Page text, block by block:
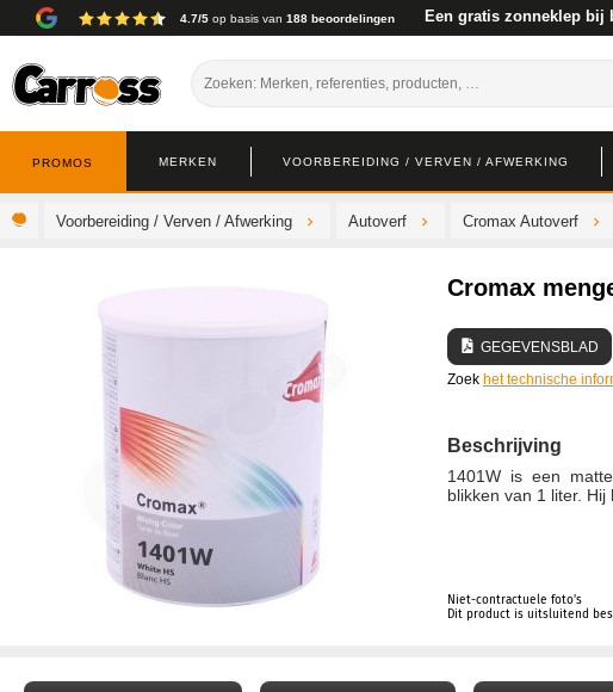
4.7/5 op basis van 188 beoordelingen Een gratis zonneklep bij
VOORBEREIDING / VERVEN / AFWERKING
MERKEN
PROMOS
Voorbereiding / Verven / Afwerking Autoverf Cromax Autoverf
Cromax
GEGEVENSBLAD
Zoek het technische
Beschrijving
1401W is een
blikken van 1 liter. Hij
Niet-contractuele foto's
Dit product is uitsluitend